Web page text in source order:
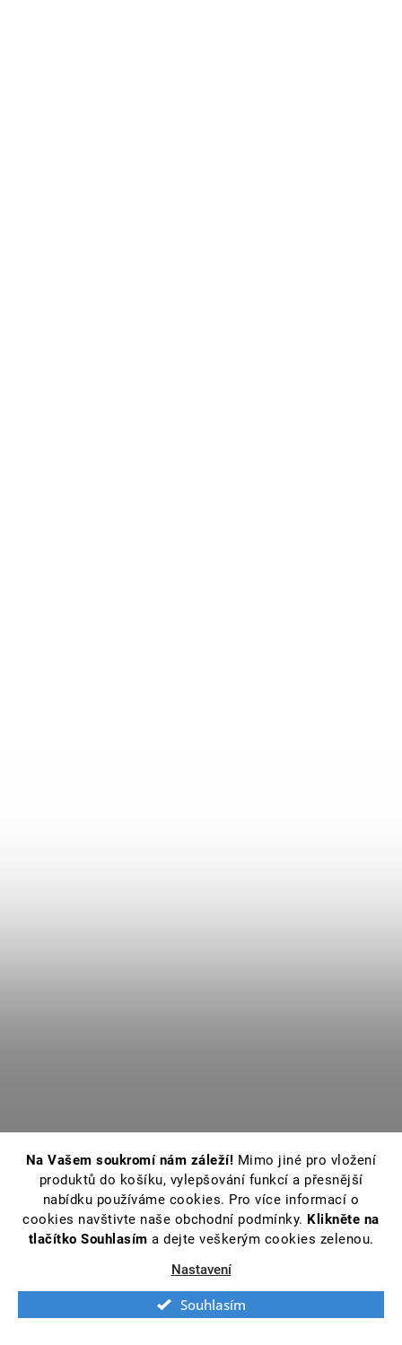
Na Vašem soukromí nám záleží! Mimo jiné pro vložení
produktů do košíku, vylepšování funkcí a přesnější
nabídku používáme cookies. Pro více informací o
cookies navštivte naše obchodní podmínky. Klikněte na
tlačítko Souhlasím a dejte veškerým cookies zelenou.
Nastavení
Souhlasím